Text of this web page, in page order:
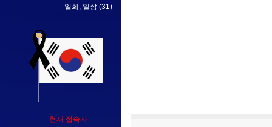
일화, 일상 (31)
현재 접속자